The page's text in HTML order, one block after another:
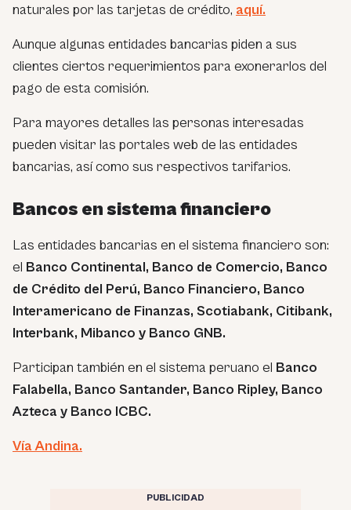
naturales por las tarjetas de crédito, aquí.
Aunque algunas entidades bancarias piden a sus
clientes ciertos requerimientos para exonerarlos del
pago de esta comisión.
Para mayores detalles las personas interesadas
pueden visitar las portales web de las entidades
bancarias, así como sus respectivos tarifarios.
Bancos en sistema financiero
Las entidades bancarias en el sistema financiero son:
el Banco Continental, Banco de Comercio, Banco
de Crédito del Perú, Banco Financiero, Banco
Interamericano de Finanzas, Scotiabank, Citibank,
Interbank, Mibanco y Banco GNB.
Participan también en el sistema peruano el Banco
Falabella, Banco Santander, Banco Ripley, Banco
Azteca y Banco ICBC.
Vía Andina.
PUBLICIDAD